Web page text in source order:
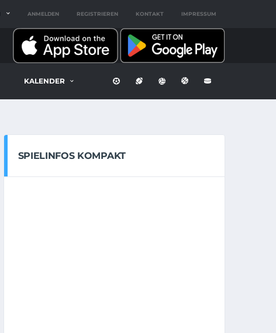
ANMELDEN REGISTRIEREN KONTAKT IMPRESSUM
KALENDER
SPIELINFOS KOMPAKT